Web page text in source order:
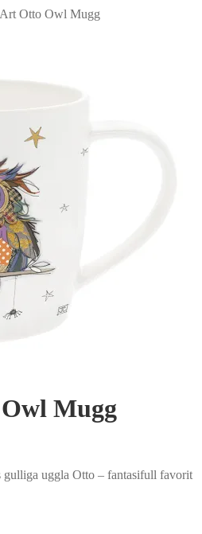
Otto Owl Mugg
Mugg
uggla Otto – fantasifull favorit